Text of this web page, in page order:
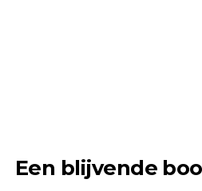
Een blijvende